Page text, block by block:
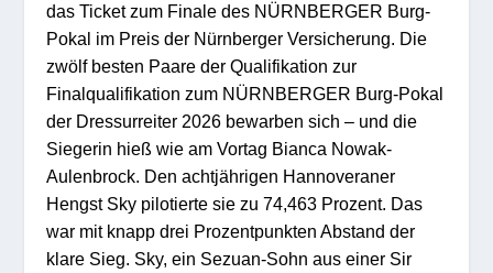
das Ticket zum Finale des NÜRNBERGER Burg-
Pokal im Preis der Nürnberger Versicherung. Die
zwölf besten Paare der Qualifikation zur
Finalqualifikation zum NÜRNBERGER Burg-Pokal
der Dressurreiter 2026 bewarben sich – und die
Siegerin hieß wie am Vortag Bianca Nowak-
Aulenbrock. Den achtjährigen Hannoveraner
Hengst Sky pilotierte sie zu 74,463 Prozent. Das
war mit knapp drei Prozentpunkten Abstand der
klare Sieg. Sky, ein Sezuan-Sohn aus einer Sir